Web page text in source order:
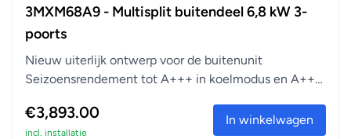
3MXM68A9 - Multisplit buitendeel 6,8 kW 3-
poorts
Nieuw uiterlijk ontwerp voor de buitenunit
Seizoensrendement tot A+++ in koelmodus en A++
€3,893.00
incl. installatie
In winkelwagen